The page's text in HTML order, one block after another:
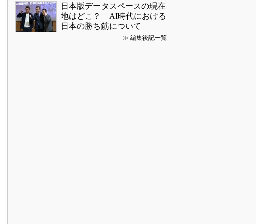
日本版データスペースの現在
地はどこ？ AI時代における
日本の勝ち筋について
≫ 編集後記一覧